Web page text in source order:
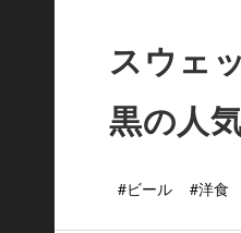
スウェ
黒の人
#ビール #洋食